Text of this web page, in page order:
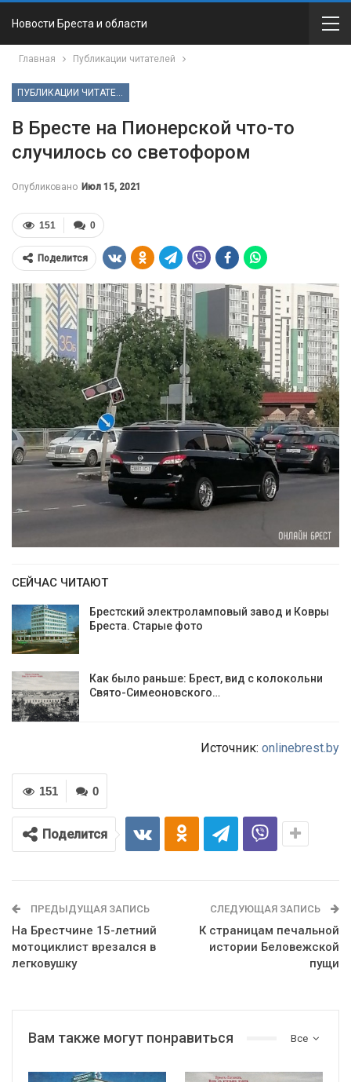
Новости Бреста и области
Главная Публикации читателей
ПУБЛИКАЦИИ ЧИТАТЕЛЕЙ
В Бресте на Пионерской что-то
случилось со светофором
Опубликовано Июл 15, 2021
0
151
Поделится
СЕЙЧАС ЧИТАЮТ
Брестский электроламповый завод и Ковры
Бреста. Старые фото
Как было раньше: Брест, вид с колокольни
Cвято-Симеоновского…
Источник: onlinebrest.by
0
151
Поделится
ПРЕДЫДУЩАЯ ЗАПИСЬ
На Брестчине 15-летний
мотоциклист врезался в
легковушку
СЛЕДУЮЩАЯ ЗАПИСЬ
К страницам печальной
истории Беловежской
пущи
Все
Вам также могут понравиться